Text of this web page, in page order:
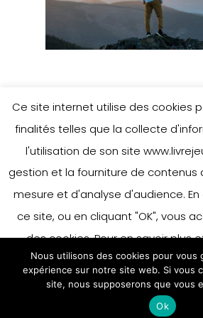
Leave a
You must belogged in
comment.
Ce site internet utilise des cookies
finalités telles que la collecte
l'utilisation de son site
gestion et la fourniture de contenus
mesure et d'analyse d'audience.
ce site, ou en cliquant "OK", vous
des cookies. Pour en savoir plus
préférences en matière de cookies,
à notre politique sur les
En savoir plus
Nous utilisons des cookies pour vous
expérience sur notre site web. Si vous
site, nous supposerons que vous
Ok